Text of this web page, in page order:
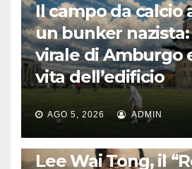
Il campo da calcio
un bunker
virale di Amburgo
vita dell’edificio
AGO 5, 2026 ADMIN
LA STORIA DEL CALCIO
Lee Wai Tong, il